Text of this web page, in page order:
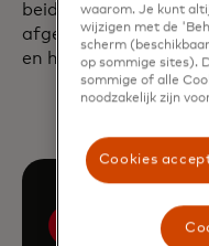
beide aan de
afgestudeerd aan de
en heeft 10
waarom. Je kunt
wijzigen met de
scherm
op sommige sites).
sommige of alle
noodzakelijk zijn
Cookies